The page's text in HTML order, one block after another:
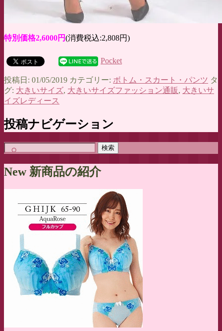
特別価格2,6000円(消費税込:2,808円)
Pocket
投稿日: 01/05/2019 カテゴリー: ボトム・スカート・パンツ タ
グ: 大きいサイズ, 大きいサイズファッション通販, 大きいサ
イズレディース
投稿ナビゲーション
検
索:
New 新商品の紹介